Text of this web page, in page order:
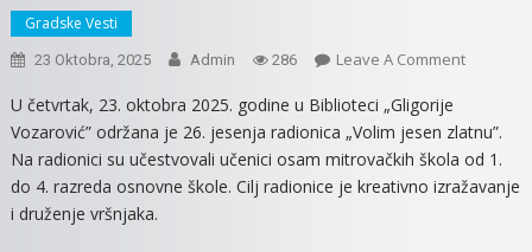
Gradske Vesti
23 Oktobra, 2025 Admin 286 Leave A CommentOn
“VOLIM
JESEN
ZLATNU”
U četvrtak, 23. oktobra 2025. godine u Biblioteci „Gligorije
Vozarović” održana je 26. jesenja radionica „Volim jesen zlatnu”.
Na radionici su učestvovali učenici osam mitrovačkih škola od 1.
do 4. razreda osnovne škole. Cilj radionice je kreativno izražavanje
i druženje vršnjaka.